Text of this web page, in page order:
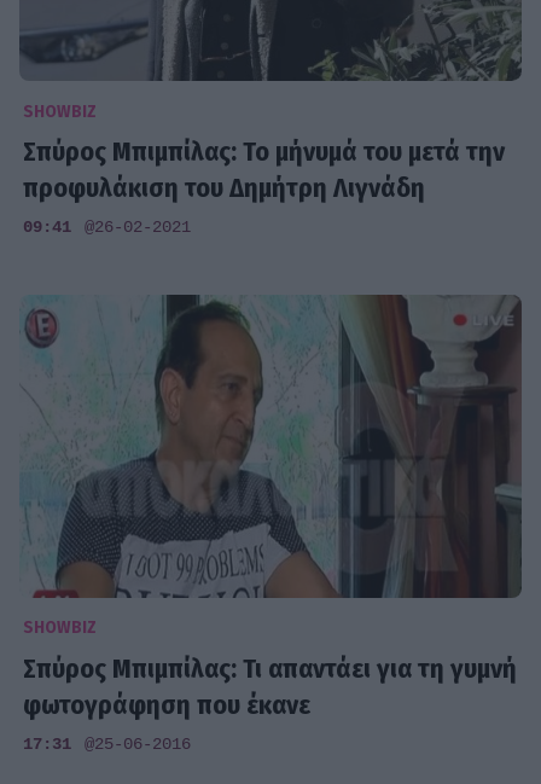
SHOWBIZ
Σπύρος Μπιμπίλας: Το μήνυμά του μετά την
προφυλάκιση του Δημήτρη Λιγνάδη
09:41 @26-02-2021
SHOWBIZ
Σπύρος Μπιμπίλας: Τι απαντάει για τη γυμνή
φωτογράφηση που έκανε
17:31 @25-06-2016